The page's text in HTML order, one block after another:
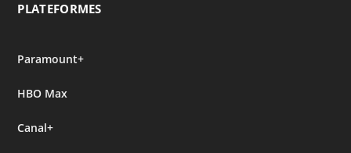
PLATEFORMES
Paramount+
HBO Max
Canal+